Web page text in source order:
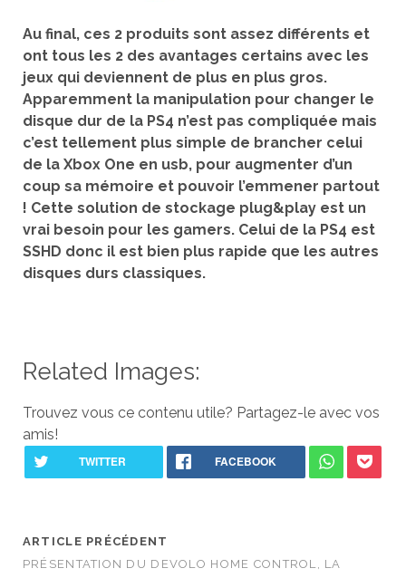
Au final, ces 2 produits sont assez différents et
ont tous les 2 des avantages certains avec les
jeux qui deviennent de plus en plus gros.
Apparemment la manipulation pour changer le
disque dur de la PS4 n’est pas compliquée mais
c’est tellement plus simple de brancher celui
de la Xbox One en usb, pour augmenter d’un
coup sa mémoire et pouvoir l’emmener partout
! Cette solution de stockage plug&play est un
vrai besoin pour les gamers. Celui de la PS4 est
SSHD donc il est bien plus rapide que les autres
disques durs classiques.
Related Images:
Trouvez vous ce contenu utile? Partagez-le avec vos
amis!
ARTICLE PRÉCÉDENT
PRÉSENTATION DU DEVOLO HOME CONTROL, LA